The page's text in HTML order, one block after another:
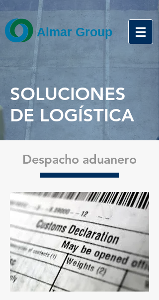
Almar Group
SOLUCIONES
DE LOGÍSTICA
Despacho aduanero